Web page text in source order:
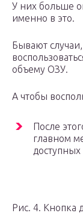
У них больше
именно в это.
Бывают
объему ОЗУ.
А чтобы
После
главном
Рис. 4. Кнопка